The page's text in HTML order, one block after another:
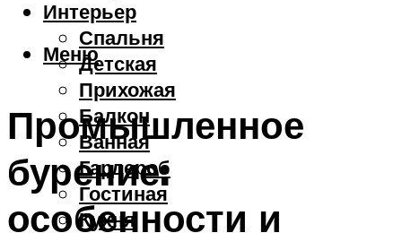
Интерьер
Спальня
Детская
Прихожая
Балкон
Ванная
Гардероб
Гостиная
Кухня
Меню
Промышленное
бурение:
особенности и